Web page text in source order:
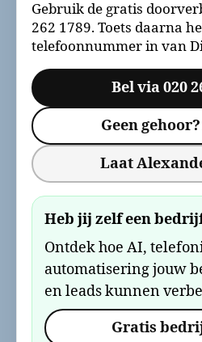
Gebruik de gratis
262 1789. Toets daarna
telefoonnummer in van
Bel via 020
Geen
Laat
Heb jij zelf een
Ontdek hoe AI,
automatisering jouw
en leads kunnen
Gratis